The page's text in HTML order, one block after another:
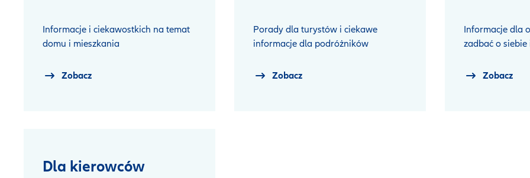
Informacje i ciekawostkich na temat
domu i mieszkania
Zobacz
Porady dla turystów i ciekawe
informacje dla podróżników
Zobacz
Informacje dla
zadbać o
Zobacz
Dla kierowców